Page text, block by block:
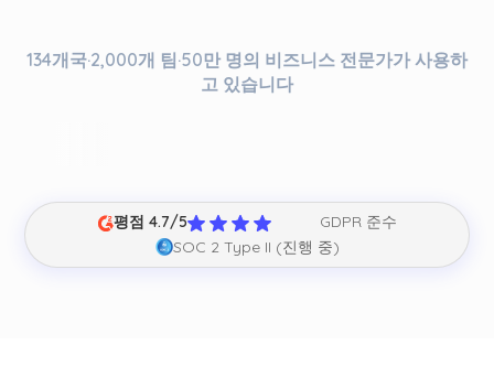
134개국·2,000개 팀·50만 명의 비즈니스 전문가가 사용하
고 있습니다
평점 4.7/5
GDPR 준수
SOC 2 Type II (진행 중)